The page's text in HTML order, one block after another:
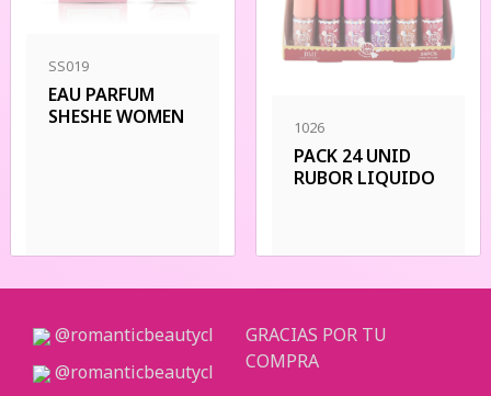
SS019
EAU PARFUM
SHESHE WOMEN
1026
PACK 24 UNID
RUBOR LIQUIDO
@romanticbeautycl
@romanticbeautycl
GRACIAS POR TU
COMPRA